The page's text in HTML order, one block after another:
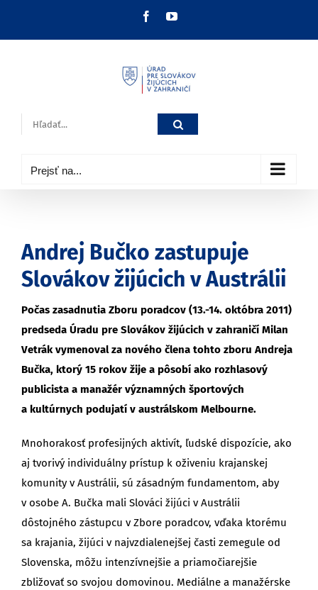
FacebookYouTube
Hľadať:
Prejsť na...
Andrej Bučko zastupuje
Slovákov žijúcich v Austrálii
Počas zasadnutia Zboru poradcov (13.-14. októbra 2011)
predseda Úradu pre Slovákov žijúcich v zahraničí Milan
Vetrák vymenoval za nového člena tohto zboru Andreja
Bučka, ktorý 15 rokov žije a pôsobí ako rozhlasový
publicista a manažér významných športových
a kultúrnych podujatí v austrálskom Melbourne.
Mnohorakosť profesijných aktivít, ľudské dispozície, ako
aj tvorivý individuálny prístup k oživeniu krajanskej
komunity v Austrálii, sú zásadným fundamentom, aby
v osobe A. Bučka mali Slováci žijúci v Austrálii
dôstojného zástupcu v Zbore poradcov, vďaka ktorému
sa krajania, žijúci v najvzdialenejšej časti zemegule od
Slovenska, môžu intenzívnejšie a priamočiarejšie
zbližovať so svojou domovinou. Mediálne a manažérske